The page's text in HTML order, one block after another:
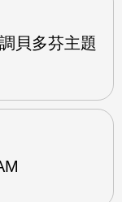
貝多芬主題